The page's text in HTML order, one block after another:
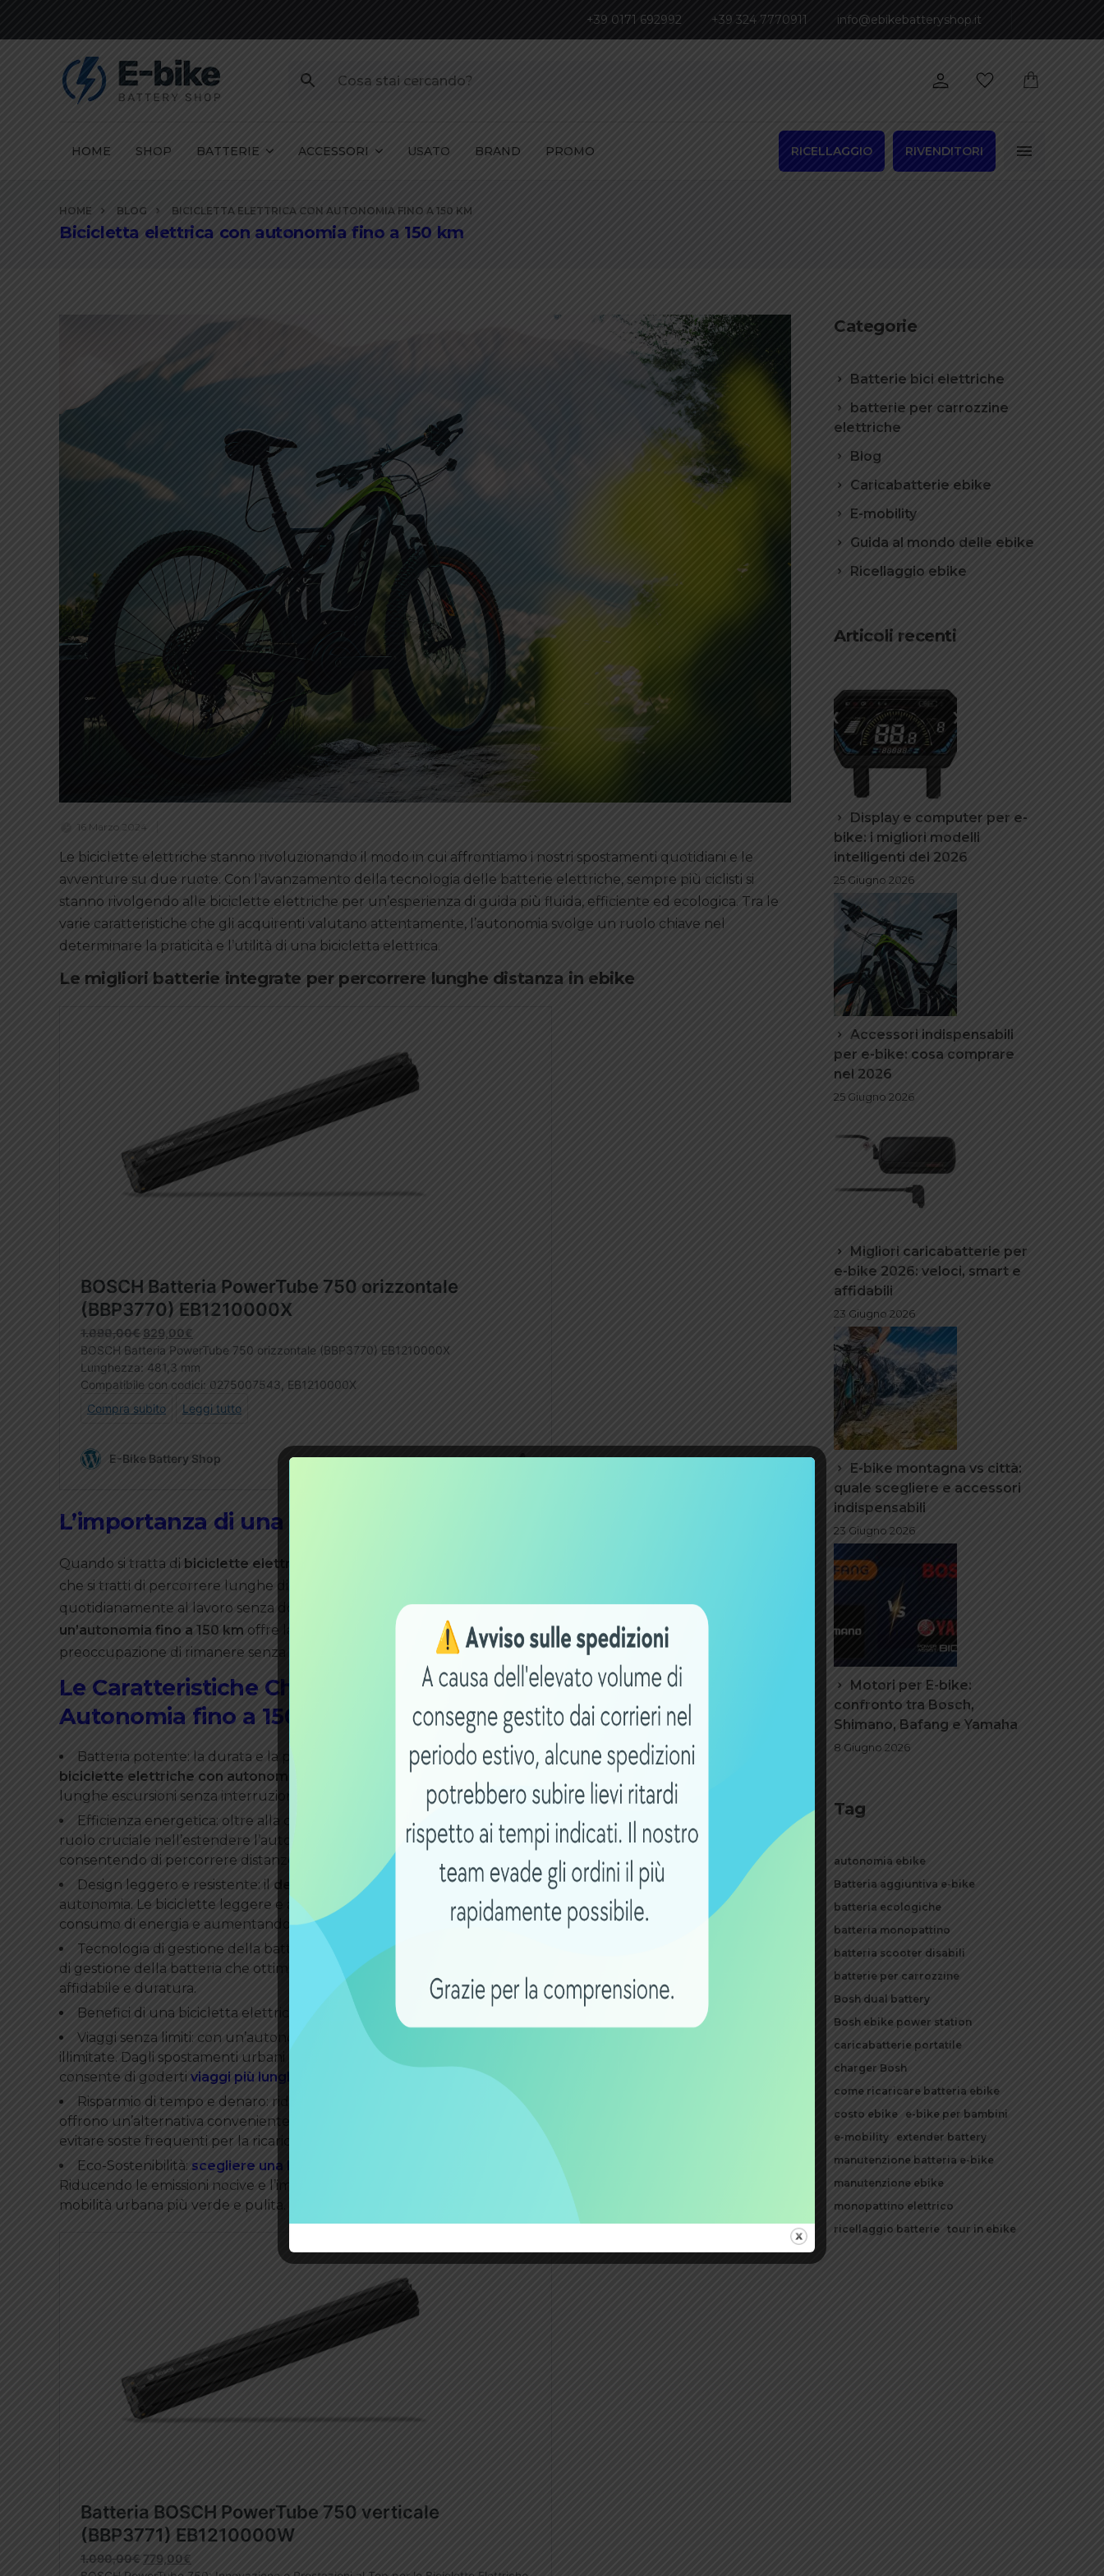
contenuti
+39 0171 692992 +39 324 7770911 info@ebikebatteryshop.it
HOME SHOP BATTERIE ACCESSORI USATO BRAND PROMO RICELLAGGIO RIVENDITORI
HOME BLOG BICICLETTA ELETTRICA CON AUTONOMIA FINO A 150 KM
Bicicletta elettrica con autonomia fino a 150 km
16 Marzo 2024
Le biciclette elettriche stanno rivoluzionando il modo in cui affrontiamo i nostri spostamenti quotidiani e le
avventure su due ruote. Con l’avanzamento della tecnologia delle batterie elettriche, sempre più ciclisti si
stanno rivolgendo alle biciclette elettriche per un’esperienza di guida più fluida, efficiente ed ecologica. Tra le
varie caratteristiche che gli acquirenti valutano attentamente, l’autonomia svolge un ruolo chiave nel
determinare la praticità e l’utilità di una bicicletta elettrica.
Le migliori batterie integrate per percorrere lunghe distanza in ebike
L’importanza di una buona autonomia per i proprietari di ebike
Quando si tratta di biciclette elettriche
che si tratti di percorrere lunghe distanze per scoprire nuovi percorsi o semplicemente per commutare
quotidianamente al lavoro senza doversi preoccupare di ricariche frequenti. Unabicicletta elettrica con
un’autonomia fino a 150 km offre la flessibilità e la libertà di percorrere lunghe distanze senza la
preoccupazione di rimanere senza carica a metà strada.
Le Caratteristiche Chiave di una Bicicletta Elettrica con
Autonomia fino a 150 km
Batteria potente: la durata e la potenza della batteria sono essenziali per garantire un’autonomia estesa. Le
biciclette elettriche con autonomia fino a 150 km
sono dotate di batterie ad alta capacità che consentono
lunghe escursioni senza interruzioni.
Efficienza energetica: oltre alla capacità della batteria, l’efficienza energetica del motore elettrico gioca un
ruolo cruciale nell’estendere l’autonomia della bicicletta. i motori efficienti ottimizzano l’uso dell’energia,
consentendo di percorrere distanze maggiori con una singola carica.
Design leggero e resistente: il design della bicicletta elettrica contribuisce significativamente alla sua
autonomia. Le biciclette leggere e aerodinamiche richiedono meno sforzo per muoversi, riducendo così il
consumo di energia e aumentando l’autonomia complessiva.
Tecnologia di gestione della batteria: le
biciclette elettriche all’avanguardia
di gestione della batteria che ottimizzano la durata e la performance della batteria, garantendo una guida più
affidabile e duratura.
Benefici di una bicicletta elettrica con autonomia estesa
Viaggi senza limiti: con un’autonomia fino a 150 km, le possibilità di esplorazione diventano praticamente
illimitate. Dagli spostamenti urbani alle avventure su strada, una bicicletta elettrica con questa autonomia ti
consente di goderti viaggi più lunghi e soddisfacenti come un tour nelle Langhe
Risparmio di tempo e denaro: riducendo la dipendenza dalle auto e dai mezzi pubblici, le biciclette elettriche
offrono un’alternativa conveniente e ecologica per gli spostamenti quotidiani. Con un’autonomia estesa, puoi
evitare soste frequenti per la ricarica, risparmiando tempo prezioso e denaro sul carburante.
Eco-Sostenibilità: scegliere una bicicletta elettrica significa abbracciare uno stile di vita più sostenibile
Riducendo le emissioni nocive e l’impatto ambientale, contribuisci a preservare l’ambiente e a promuovere una
mobilità urbana più verde e pulita.
Categorie
Batterie bici elettriche
batterie per carrozzine
elettriche
Blog
Caricabatterie ebike
E-mobility
Guida al mondo delle ebike
Ricellaggio ebike
Articoli recenti
Display e computer per e-
bike: i migliori modelli
intelligenti del 2026
25 Giugno 2026
Accessori indispensabili
per e-bike: cosa comprare
nel 2026
25 Giugno 2026
Migliori caricabatterie per
e-bike 2026: veloci, smart e
affidabili
23 Giugno 2026
E-bike montagna vs città:
quale scegliere e accessori
indispensabili
23 Giugno 2026
Motori per E-bike:
confronto tra Bosch,
Shimano, Bafang e Yamaha
8 Giugno 2026
Tag
autonomia ebike
Batteria aggiuntiva e-bike
batteria ecologiche
batteria monopattino
batteria scooter disabili
batterie per carrozzine
Bosh dual battery
Bosh ebike power station
caricabatterie portatile
charger Bosh
come ricaricare batteria ebike
costo ebike
e-bike per bambini
e-mobility
extender battery
manutenzione batteria e-bike
manutenzione ebike
monopattino elettrico
ricellaggio batterie tour in ebike